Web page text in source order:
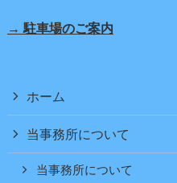
→ 駐車場のご案内
ホーム
当事務所について
当事務所について